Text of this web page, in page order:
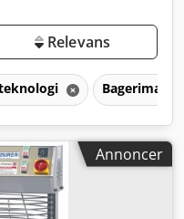
Relevans
Annoncer